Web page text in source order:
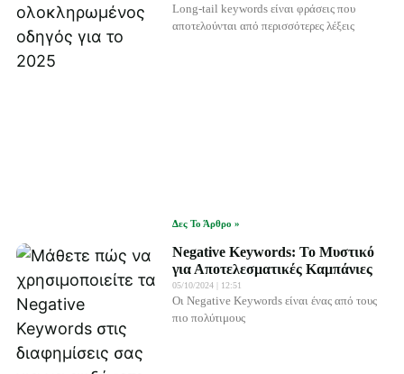
Long-tail keywords είναι φράσεις που
αποτελούνται από περισσότερες λέξεις
Δες Το Άρθρο »
Negative Keywords: Το Μυστικό
για Αποτελεσματικές Καμπάνιες
05/10/2024 12:51
Οι Negative Keywords είναι ένας από τους
πιο πολύτιμους